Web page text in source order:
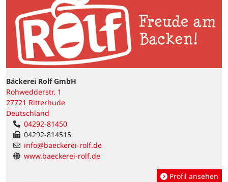
Bäckerei Rolf GmbH
Rohwedderstr. 1
27721 Ritterhude
Deutschland
04292-81450
04292-814515
info@baeckerei-rolf.de
www.baeckerei-rolf.de
Profil ansehen